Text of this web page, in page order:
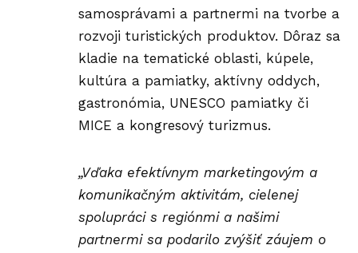
samosprávami a partnermi na tvorbe a
rozvoji turistických produktov. Dôraz sa
kladie na tematické oblasti, kúpele,
kultúra a pamiatky, aktívny oddych,
gastronómia, UNESCO pamiatky či
MICE a kongresový turizmus.
„Vďaka efektívnym marketingovým a
komunikačným aktivitám, cielenej
spolupráci s regiónmi a našimi
partnermi sa podarilo zvýšiť záujem o